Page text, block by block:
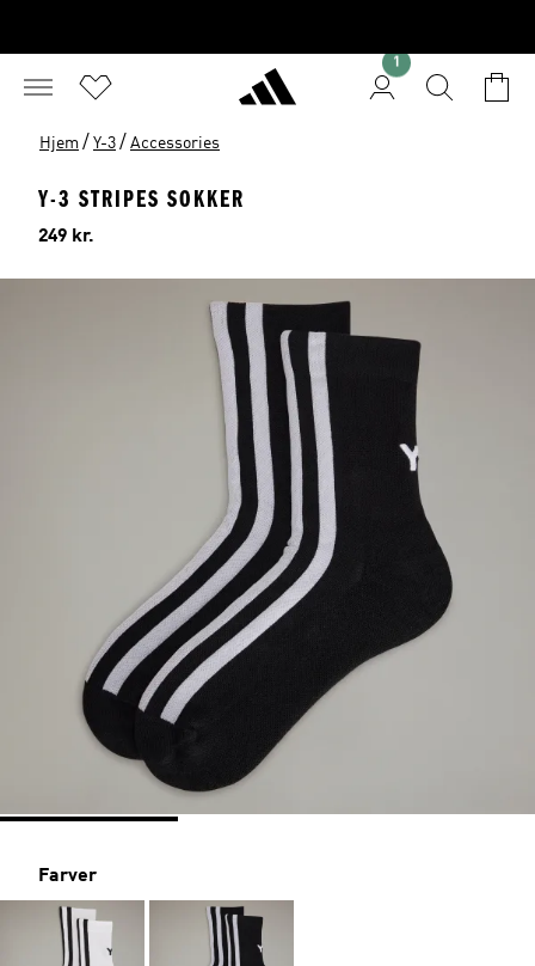
1
Hjem / Y-3 / Accessories
Y-3 STRIPES SOKKER
Pris
249 kr.
Farver